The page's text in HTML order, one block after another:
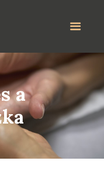
a